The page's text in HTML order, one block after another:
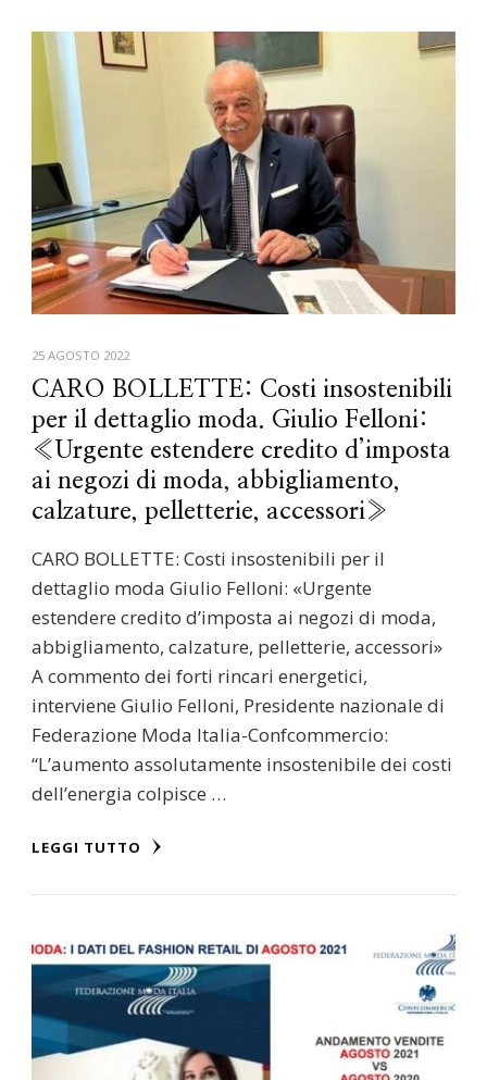
25 AGOSTO 2022
CARO BOLLETTE: Costi insostenibili
per il dettaglio moda. Giulio Felloni:
«Urgente estendere credito d’imposta
ai negozi di moda, abbigliamento,
calzature, pelletterie, accessori»
CARO BOLLETTE: Costi insostenibili per il
dettaglio moda Giulio Felloni: «Urgente
estendere credito d’imposta ai negozi di moda,
abbigliamento, calzature, pelletterie, accessori»
A commento dei forti rincari energetici,
interviene Giulio Felloni, Presidente nazionale di
Federazione Moda Italia-Confcommercio:
“L’aumento assolutamente insostenibile dei costi
dell’energia colpisce …
LEGGI TUTTO